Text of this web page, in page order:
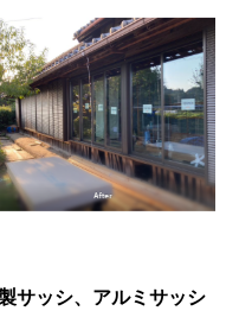
サッシ、アルミサッシ